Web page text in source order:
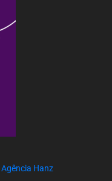
Agência Hanz